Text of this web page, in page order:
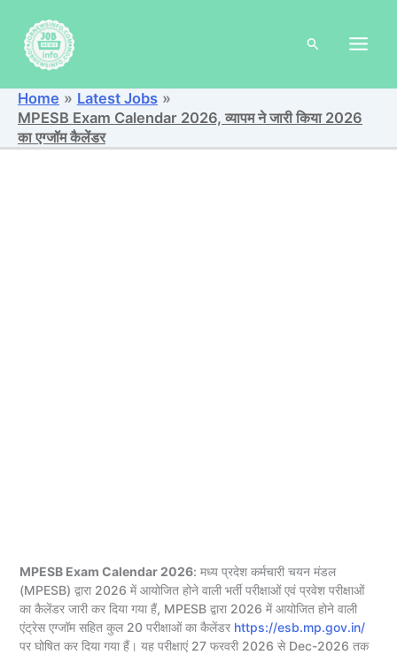
content
Search
Home
Latest Jobs
MPESB Exam Calendar 2026, व्यापम ने जारी किया 2026
का एग्जॉम कैलेंडर
MPESB Exam Calendar 2026: मध्य प्रदेश कर्मचारी चयन मंडल
(MPESB) द्वारा 2026 में आयोजित होने वाली भर्ती परीक्षाओं एवं प्रवेश परीक्षाओं
का कैलेंडर जारी कर दिया गया हैं, MPESB द्वारा 2026 में आयोजित होने वाली
एंट्रेस एग्जॉम सहित कुल 20 परीक्षाओं का कैलेंडर https://esb.mp.gov.in/
पर घोषित कर दिया गया हैं। यह परीक्षाएं 27 फरवरी 2026 से Dec-2026 तक